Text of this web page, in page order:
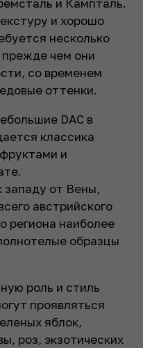
и Кампталь.
и хорошо
несколько
чем они
со временем
оттенки.
DAC в
классика
и
западу от Вены,
австрийского
региона наиболее
образцы
роль и стиль
проявляться
яблок,
роз, экзотических